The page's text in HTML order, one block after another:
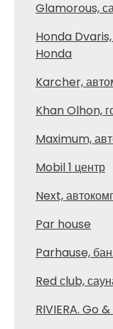
Glamorous,
Honda
Honda
Karcher,
Khan Olhon,
Maximum,
Mobil 1 центр
Next,
Par house
Parhause,
Red сlub,
RIVIERA. Go